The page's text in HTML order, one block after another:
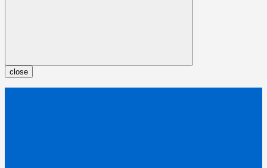
close